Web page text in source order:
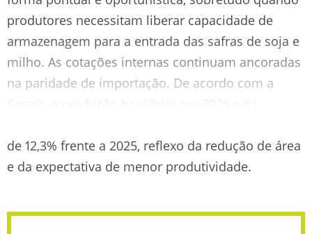
produtores necessitam liberar capacidade de
armazenagem para a entrada das safras de soja e
milho. As cotações internas continuam ancoradas
na paridade de importação. De acordo com a
Conab, a produção brasileira em 2026 está
de 12,3% frente a 2025, reflexo da redução de área
e da expectativa de menor produtividade.